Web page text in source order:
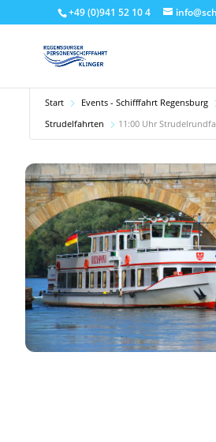
+49 (0)941 52 10 4
Start Events - Schifffahrt Regensburg
Strudelfahrten
11:00 Uhr